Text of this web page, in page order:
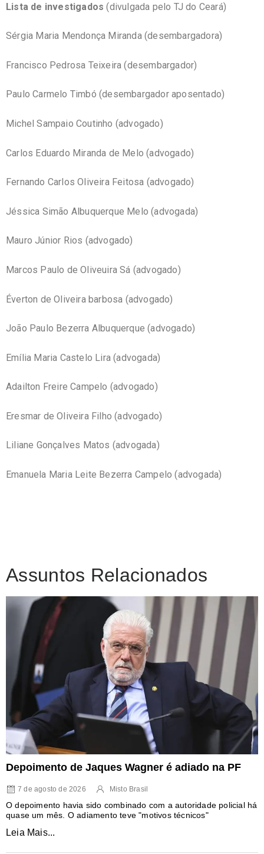
Lista de investigados (divulgada pelo TJ do Ceará)
Sérgia Maria Mendonça Miranda (desembargadora)
Francisco Pedrosa Teixeira (desembargador)
Paulo Carmelo Timbó (desembargador aposentado)
Michel Sampaio Coutinho (advogado)
Carlos Eduardo Miranda de Melo (advogado)
Fernando Carlos Oliveira Feitosa (advogado)
Jéssica Simão Albuquerque Melo (advogada)
Mauro Júnior Rios (advogado)
Marcos Paulo de Oliveuira Sá (advogado)
Éverton de Oliveira barbosa (advogado)
João Paulo Bezerra Albuquerque (advogado)
Emília Maria Castelo Lira (advogada)
Adailton Freire Campelo (advogado)
Eresmar de Oliveira Filho (advogado)
Liliane Gonçalves Matos (advogada)
Emanuela Maria Leite Bezerra Campelo (advogada)
Assuntos Relacionados
Depoimento de Jaques Wagner é adiado na PF
7 de agosto de 2026 Misto Brasil
O depoimento havia sido combinado com a autoridade policial há
quase um mês. O adiamento teve "motivos técnicos"
Leia Mais...